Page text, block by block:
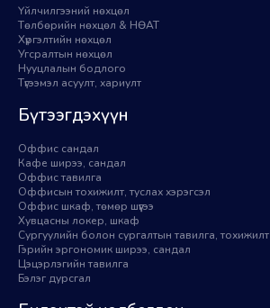
Үйлчилгээний нөхцөл
Төлбөрийн нөхцөл & НӨАТ
Хүргэлтийн нөхцөл
Угсралтын нөхцөл
Нууцлалын бодлого
Түгээмэл асуулт, хариулт
Бүтээгдэхүүн
Оффис сандал
Кафе ширээ, сандал
Оффис тавилга
Оффисын тохижилт, туслах хэрэгсэл
Оффис шкаф, төмөр шүүгээ
Хувцасны локер, шкаф
Сургуулийн болон сургалтын тавилга, тохижилт
Гэрийн эргономик ширээ, сандал
Цэцэрлэгийн тавилга
Бэлэг дурсгал